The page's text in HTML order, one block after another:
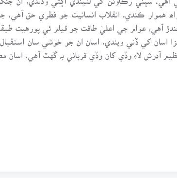
هموار ڪندي. انقلاب انسانيت جو فطري حق
آهي، عوام جي اعليٰ طاقت جو قيام ئي پورهيت
اسان کي ڏني ويندي، اسان ان جو خوشي سان
آدرش لاءِ وڏي کان وڏي قرباني بہ گهٽ آهي.